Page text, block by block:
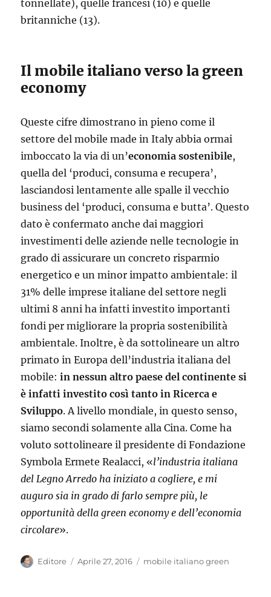
tonnellate), quelle francesi (10) e quelle
britanniche (13).
Il mobile italiano verso la green
economy
Queste cifre dimostrano in pieno come il
settore del mobile made in Italy abbia ormai
imboccato la via di un’economia sostenibile,
quella del ‘produci, consuma e recupera’,
lasciandosi lentamente alle spalle il vecchio
business del ‘produci, consuma e butta’. Questo
dato è confermato anche dai maggiori
investimenti delle aziende nelle tecnologie in
grado di assicurare un concreto risparmio
energetico e un minor impatto ambientale: il
31% delle imprese italiane del settore negli
ultimi 8 anni ha infatti investito importanti
fondi per migliorare la propria sostenibilità
ambientale. Inoltre, è da sottolineare un altro
primato in Europa dell’industria italiana del
mobile:in nessun altro paese del continente si
è infatti investito così tanto in Ricerca e
Sviluppo. A livello mondiale, in questo senso,
siamo secondi solamente alla Cina. Come ha
voluto sottolineare il presidente di Fondazione
Symbola Ermete Realacci, «l’industria italiana
del Legno Arredo ha iniziato a cogliere, e mi
auguro sia in grado di farlo sempre più, le
opportunità della green economy e dell’economia
circolare».
Autore
Editore
Pubblicato
Aprile 27, 2016 Tag
mobile italiano green